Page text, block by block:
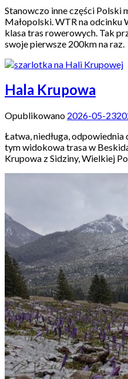
Stanowczo inne części Polski
Małopolski. WTR na odcinku
klasa tras rowerowych. Tak
swoje pierwsze 200km na raz.
Hala Krupowa
Opublikowano 2026-05-23
Łatwa, niedługa, odpowiednia
tym widokowa trasa w
Krupowa z Sidziny, Wielkiej